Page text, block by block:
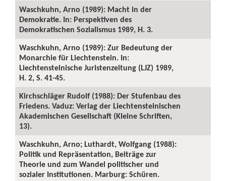
Waschkuhn, Arno (1989): Macht in der
Demokratie. In: Perspektiven des
Demokratischen Sozialismus 1989, H. 3.
Waschkuhn, Arno (1989): Zur Bedeutung der
Monarchie für Liechtenstein. In:
Liechtensteinische Juristenzeitung (LJZ) 1989,
H. 2, S. 41-45.
Kirchschläger Rudolf (1988): Der Stufenbau des
Friedens. Vaduz: Verlag der Liechtensteinischen
Akademischen Gesellschaft (Kleine Schriften,
13).
Waschkuhn, Arno; Luthardt, Wolfgang (1988):
Politik und Repräsentation, Beiträge zur
Theorie und zum Wandel politischer und
sozialer Institutionen. Marburg: Schüren.